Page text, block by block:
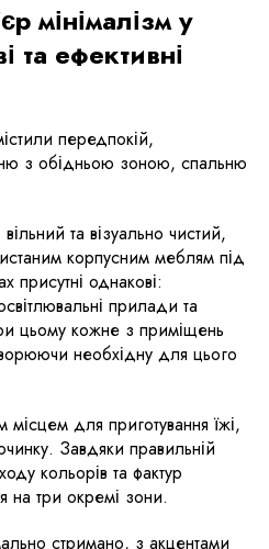
мінімалізм у
та ефективні
передпокій,
з обідньою зоною, спальню
та візуально чистий,
корпусним меблям під
присутні однакові:
прилади та
цьому кожне з приміщень
необхідну для цього
місцем для приготування їжі,
Завдяки правильній
кольорів та фактур
на три окремі зони.
стримано, з акцентами